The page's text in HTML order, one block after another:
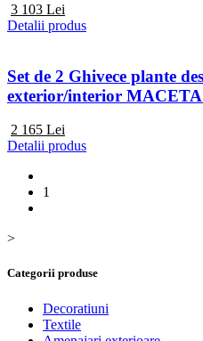
3 103 Lei
Detalii produs
Set de 2 Ghivece plante
exterior/interior
2 165 Lei
Detalii produs
1
>
Categorii produse
Decoratiuni
Textile